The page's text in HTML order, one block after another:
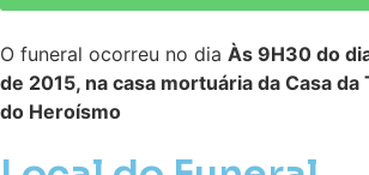
O funeral ocorreu no dia Às 9H30 do
de 2015, na casa mortuária da Casa da
do Heroísmo